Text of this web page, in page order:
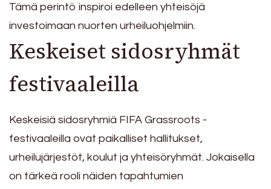
Tämä perintö inspiroi edelleen yhteisöjä
investoimaan nuorten urheiluohjelmiin.
Keskeiset sidosryhmät
festivaaleilla
Keskeisiä sidosryhmiä FIFA Grassroots -
festivaaleilla ovat paikalliset hallitukset,
urheilujärjestöt, koulut ja yhteisöryhmät. Jokaisella
on tärkeä rooli näiden tapahtumien